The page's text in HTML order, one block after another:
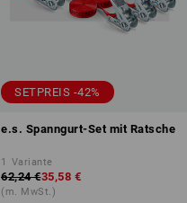
SETPREIS -42%
e.s. Spanngurt-Set mit Ratsche
1 Variante
62,24 €35,58 €
(m. MwSt.)